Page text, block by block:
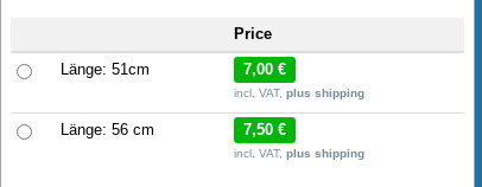
Price
Länge: 51cm
7,00 €
incl. VAT, plus shipping
Länge: 56 cm 7,50 €
incl. VAT, plus shipping